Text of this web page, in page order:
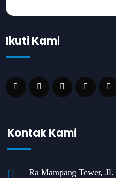
Ikuti Kami
Kontak Kami
Ra Mampang Tower,